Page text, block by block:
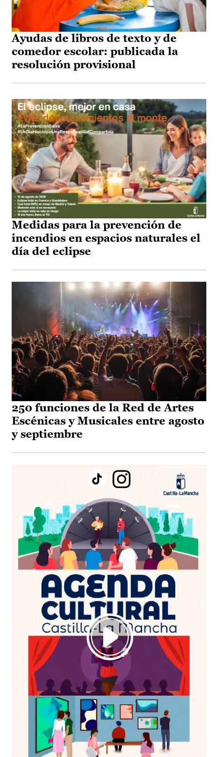
Ayudas de libros de texto y de
comedor escolar: publicada la
resolución provisional
Medidas para la prevención de
incendios en espacios naturales el
día del eclipse
250 funciones de la Red de Artes
Escénicas y Musicales entre agosto
y septiembre